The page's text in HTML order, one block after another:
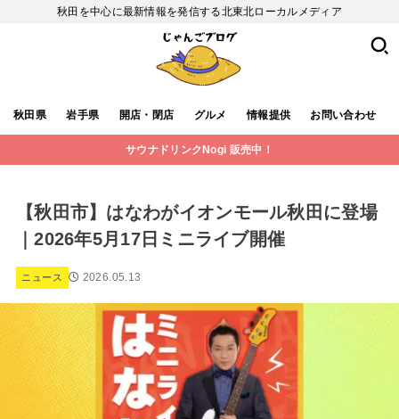
秋田を中心に最新情報を発信する北東北ローカルメディア
秋田県 岩手県 開店・閉店 グルメ 情報提供 お問い合わせ
サウナドリンクNogi 販売中！
【秋田市】はなわがイオンモール秋田に登場
｜2026年5月17日ミニライブ開催
ニュース 2026.05.13